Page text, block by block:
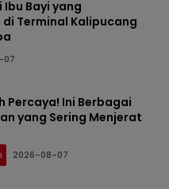
Ibu Bayi yang
Terminal Kalipucang
07
Percaya! Ini Berbagai
yang Sering Menjerat
2026-08-07